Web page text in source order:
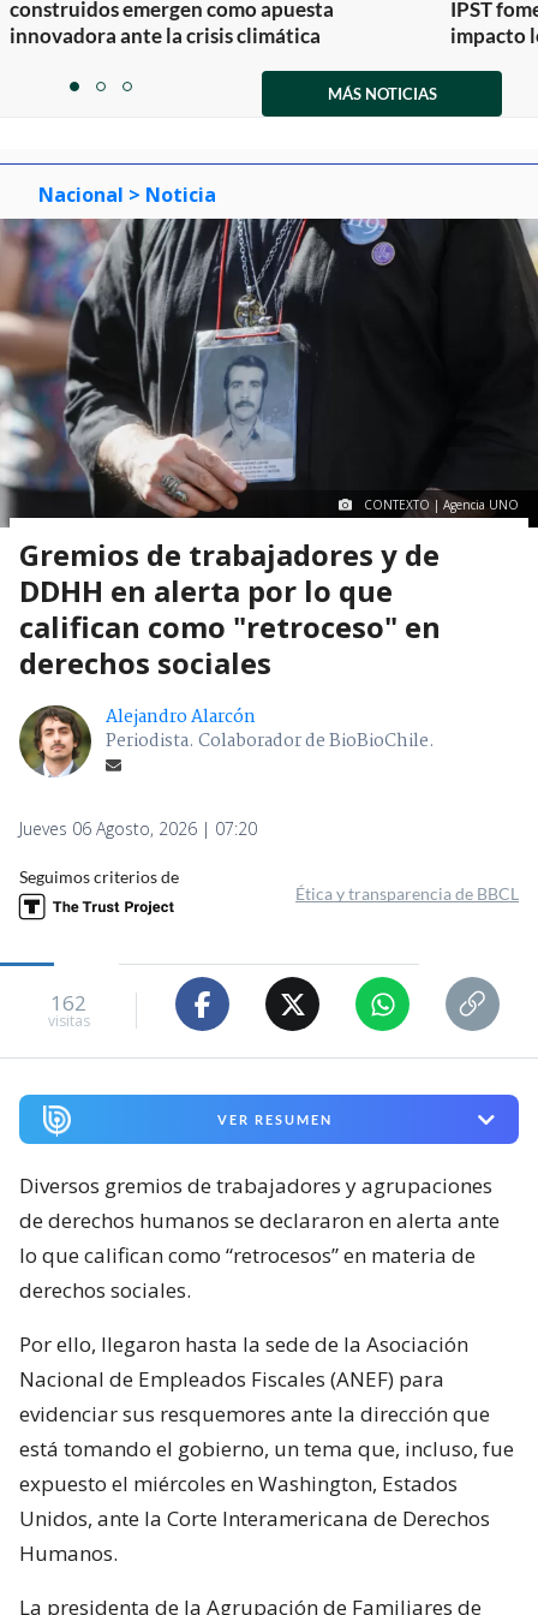
construidos emergen como apuesta
innovadora ante la crisis climática
IPST
impacto
itemitemitem
MÁS NOTICIAS
Nacional > Noticia
CONTEXTO | Agencia UNO
Gremios de trabajadores y de
DDHH en alerta por lo que
califican como "retroceso" en
derechos sociales
Alejandro Alarcón
Periodista. Colaborador de BioBioChile.
Jueves 06 Agosto, 2026 | 07:20
Seguimos criterios de
Ética y transparencia de BBCL
162
visitas
VER RESUMEN
Diversos gremios de trabajadores y agrupaciones
de derechos humanos se declararon en alerta ante
lo que califican como “retrocesos” en materia de
derechos sociales.
Por ello, llegaron hasta la sede de la Asociación
Nacional de Empleados Fiscales (ANEF) para
evidenciar sus resquemores ante la dirección que
está tomando el gobierno, un tema que, incluso, fue
expuesto el miércoles en Washington, Estados
Unidos, ante la Corte Interamericana de Derechos
Humanos.
La presidenta de la Agrupación de Familiares de